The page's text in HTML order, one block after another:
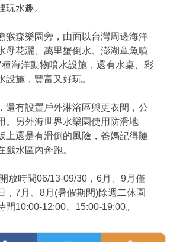
玩水趣。
猴森樂園旁，由面以台灣周邊海洋
母花灑、萬里蟹倒水、澎湖章魚噴
海洋動物噴水設施，還有水桌、彩
施，豐富又好玩。
還有設置戶外淋浴區與更衣間，公
。另外海世界水樂園使用防滑地
上還是有滑倒的風險，爸媽記得隨
戲水區內奔跑。
放時間06/13-09/30，6月、9月僅
，7月、8月(暑假期間)除週二休園
間10:00-12:00、15:00-19:00。